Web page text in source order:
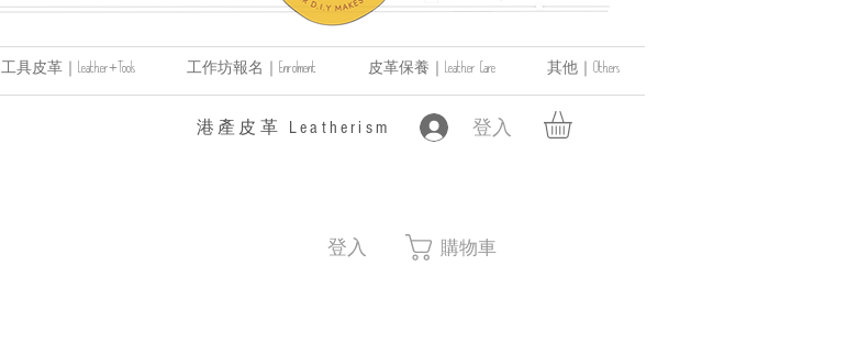
工具皮革｜Leather+Tools 工作坊報名｜Enrolment 皮革保養｜Leather Care 其他｜Others
登入
​港產皮革 Leatherism
登入 購物車